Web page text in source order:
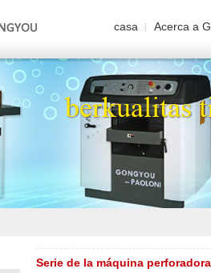
casa Acerca a
Serie de la máquina